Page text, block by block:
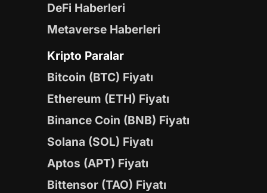
DeFi Haberleri
Metaverse Haberleri
Kripto Paralar
Bitcoin (BTC) Fiyatı
Ethereum (ETH) Fiyatı
Binance Coin (BNB) Fiyatı
Solana (SOL) Fiyatı
Aptos (APT) Fiyatı
Bittensor (TAO) Fiyatı